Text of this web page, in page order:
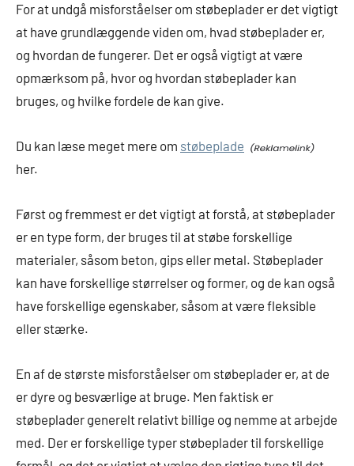
For at undgå misforståelser om støbeplader er det vigtigt
at have grundlæggende viden om, hvad støbeplader er,
og hvordan de fungerer. Det er også vigtigt at være
opmærksom på, hvor og hvordan støbeplader kan
bruges, og hvilke fordele de kan give.
Du kan læse meget mere om støbeplade
her.
Først og fremmest er det vigtigt at forstå, at støbeplader
er en type form, der bruges til at støbe forskellige
materialer, såsom beton, gips eller metal. Støbeplader
kan have forskellige størrelser og former, og de kan også
have forskellige egenskaber, såsom at være fleksible
eller stærke.
En af de største misforståelser om støbeplader er, at de
er dyre og besværlige at bruge. Men faktisk er
støbeplader generelt relativt billige og nemme at arbejde
med. Der er forskellige typer støbeplader til forskellige